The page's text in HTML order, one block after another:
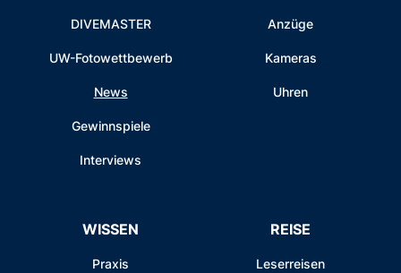
DIVEMASTER
UW-Fotowettbewerb
News
Gewinnspiele
Interviews
Anzüge
Kameras
Uhren
WISSEN
Praxis
REISE
Leserreisen